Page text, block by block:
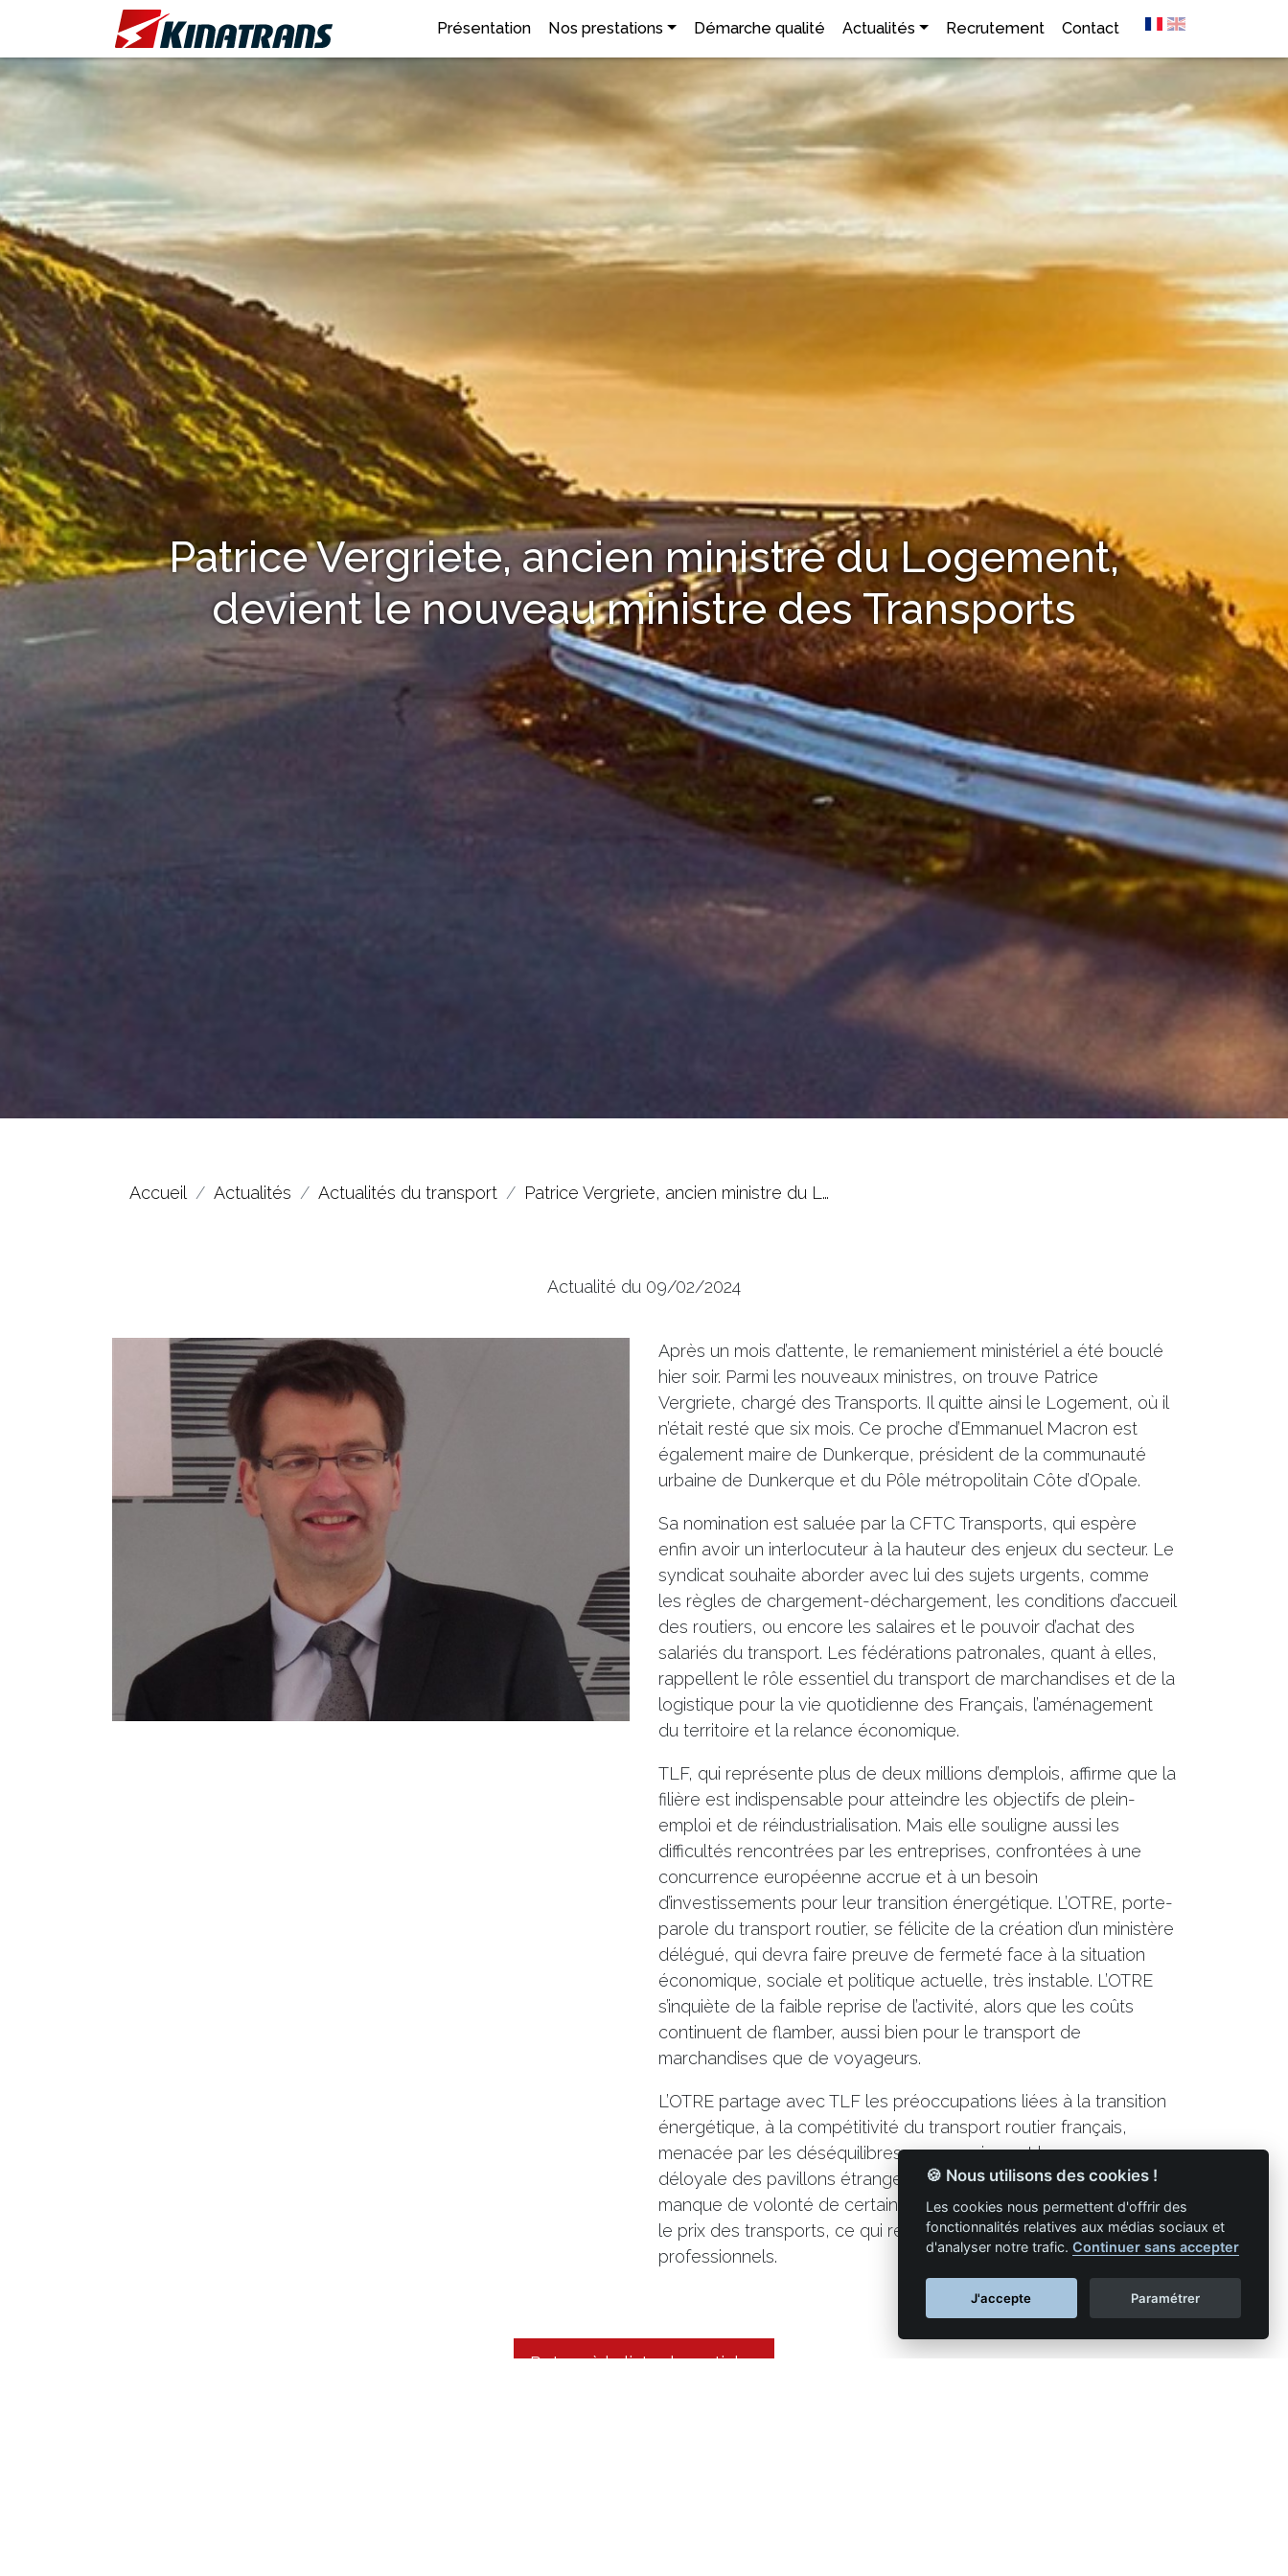
Présentation Nos prestations Démarche qualité Actualités Recrutement Contact
Patrice Vergriete, ancien ministre du Logement,
devient le nouveau ministre des Transports
Accueil Actualités Actualités du transport Patrice Vergriete, ancien ministre du L…
Actualité du 09/02/2024
Après un mois d’attente, le remaniement ministériel a été bouclé
hier soir. Parmi les nouveaux ministres, on trouve Patrice
Vergriete, chargé des Transports. Il quitte ainsi le Logement, où il
n’était resté que six mois. Ce proche d’Emmanuel Macron est
également maire de Dunkerque, président de la communauté
urbaine de Dunkerque et du Pôle métropolitain Côte d’Opale.
Sa nomination est saluée par la CFTC Transports, qui espère
enfin avoir un interlocuteur à la hauteur des enjeux du secteur. Le
syndicat souhaite aborder avec lui des sujets urgents, comme
les règles de chargement-déchargement, les conditions d’accueil
des routiers, ou encore les salaires et le pouvoir d’achat des
salariés du transport. Les fédérations patronales, quant à elles,
rappellent le rôle essentiel du transport de marchandises et de la
logistique pour la vie quotidienne des Français, l’aménagement
du territoire et la relance économique.
TLF, qui représente plus de deux millions d’emplois, affirme que la
filière est indispensable pour atteindre les objectifs de plein-
emploi et de réindustrialisation. Mais elle souligne aussi les
difficultés rencontrées par les entreprises, confrontées à une
concurrence européenne accrue et à un besoin
d’investissements pour leur transition énergétique. L’OTRE, porte-
parole du transport routier, se félicite de la création d’un ministère
délégué, qui devra faire preuve de fermeté face à la situation
économique, sociale et politique actuelle, très instable. L’OTRE
s’inquiète de la faible reprise de l’activité, alors que les coûts
continuent de flamber, aussi bien pour le transport de
marchandises que de voyageurs.
L’OTRE partage avec TLF les préoccupations liées à la transition
énergétique, à la compétitivité du transport routier français,
menacée par les déséquilibres commerciaux et la concurrence
déloyale des pavillons étrangers. L’OTRE dénonce également le
manque de volonté de certains donneurs d’ordre pour revaloriser
le prix des transports, ce qui réduit les marges des
professionnels.
Retour à la liste des articles
🍪 Nous utilisons des cookies !
Les cookies nous permettent d'offrir des
fonctionnalités relatives aux médias sociaux et
d'analyser notre trafic. Continuer sans accepter
J'accepte Paramétrer